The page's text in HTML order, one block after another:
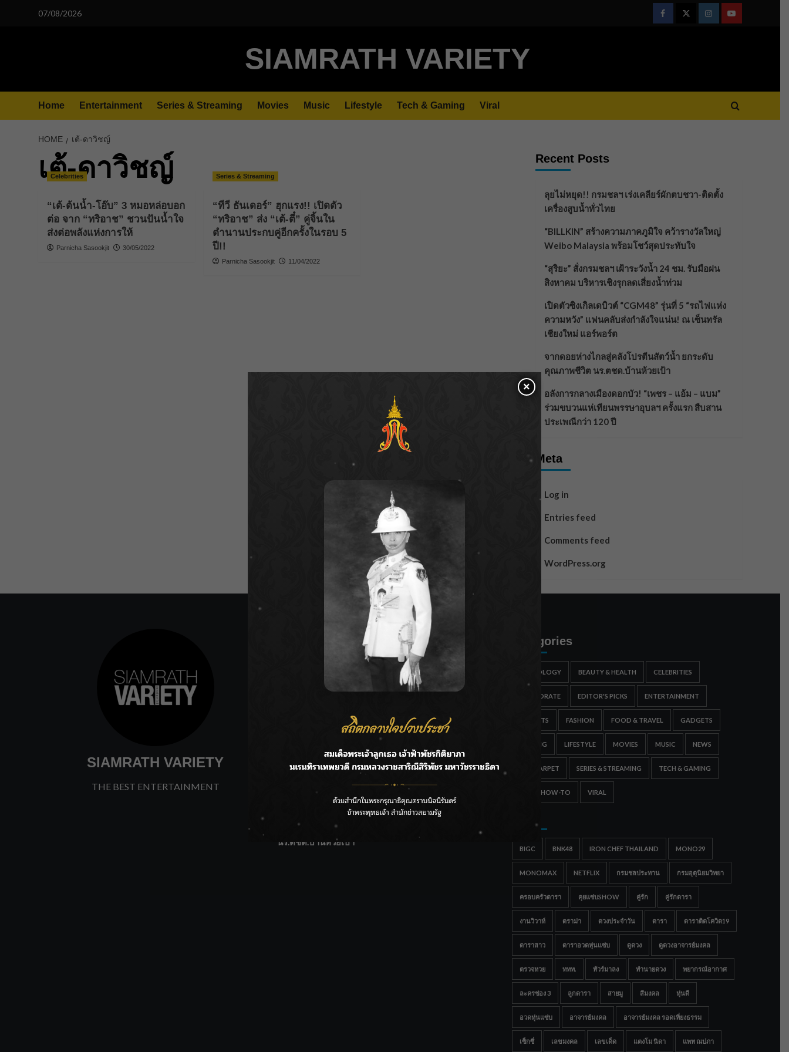
07/08/2026
FacebookTwitterInstagramYoutube
SIAMRATH VARIETY
Home Entertainment Series & Streaming Movies Music Lifestyle Tech & Gaming Viral
HOME เต้-ดาวิชญ์
เต้-ดาวิชญ์
Celebrities
“เต้-ต้นน้ำ-โอ๊บ” 3 หมอหล่อบอก
ต่อ จาก “ทริอาช” ชวนปันน้ำใจ
ส่งต่อพลังแห่งการให้
Parnicha Sasookjit 30/05/2022
Series & Streaming
“ทีวี ธันเดอร์” ฮุกแรง!! เปิดตัว
“ทริอาช” ส่ง “เต้-ตี๋” คู่จิ้นใน
ตำนานประกบคู่อีกครั้งในรอบ 5
ปี!!
Parnicha Sasookjit 11/04/2022
Recent Posts
ลุยไม่หยุด!! กรมชลฯ เร่งเคลียร์ผักตบชวา-ติดตั้ง
เครื่องสูบน้ำทั่วไทย
“BILLKIN” สร้างความภาคภูมิใจ คว้ารางวัลใหญ่
Weibo Malaysia พร้อมโชว์สุดประทับใจ
“สุริยะ” สั่งกรมชลฯ เฝ้าระวังน้ำ 24 ชม. รับมือฝน
สิงหาคม บริหารเชิงรุกลดเสี่ยงน้ำท่วม
เปิดตัวซิงเกิลเดบิวต์ “CGM48” รุ่นที่ 5 “รถไฟแห่ง
ความหวัง” แฟนคลับส่งกำลังใจแน่น! ณ เซ็นทรัล
เชียงใหม่ แอร์พอร์ต
จากดอยห่างไกลสู่คลังโปรตีนสัตว์น้ำ ยกระดับ
คุณภาพชีวิต นร.ตชด.บ้านห้วยเป้า
อลังการกลางเมืองดอกบัว! “เพชร – แอ้ม – แบม”
ร่วมขบวนแห่เทียนพรรษาอุบลฯ ครั้งแรก สืบสาน
ประเพณีกว่า 120 ปี
Meta
Log in
Entries feed
Comments feed
WordPress.org
SIAMRATH VARIETY
THE BEST ENTERTAINMENT
ลุยไม่หยุด!! กรมชลฯ เร่งเคลียร์ผักตบชวา-ติดตั้งเครื่องสูบน้ำ
Malaysia พร้อมโชว์สุดประทับใจ
“สุริยะ” สั่งกรมชลฯ เฝ้าระวังน้ำ 24 ชม. รับมือฝนสิงหาคม
บริหารเชิงรุกลดเสี่ยงน้ำท่วม
เปิดตัวซิงเกิลเดบิวต์ “CGM48” รุ่นที่ 5 “รถไฟแห่งความหวัง”
แฟนคลับส่งกำลังใจแน่น! ณ เซ็นทรัลเชียงใหม่ แอร์พอร์ต
จากดอยห่างไกลสู่คลังโปรตีนสัตว์น้ำ ยกระดับคุณภาพชีวิต
นร.ตชด.บ้านห้วยเป้า
Categories
ASTROLOGY BEAUTY & HEALTH CELEBRITIES
CORPORATE EDITOR'S PICKS ENTERTAINMENT
ESPORTS FASHION FOOD & TRAVEL GADGETS
GAMING LIFESTYLE MOVIES MUSIC NEWS
RED CARPET SERIES & STREAMING TECH & GAMING
TIPS & HOW-TO VIRAL
BIGC BNK48 IRON CHEF THAILAND MONO29
MONOMAX NETFLIX กรมชลประทาน กรมอุตุนิยมวิทยา
ครอบครัวดารา คุยแซ่บSHOW คู่รัก คู่รักดารา
งานวิวาห์ ดราม่า ดวงประจำวัน ดารา ดาราติดโควิด19
ดาราสาว ดาราอวดหุ่นแซ่บ ดูดวง ดูดวงอาจารย์มงคล
ตรวจหวย ททท. ทัวร์มาลง ทำนายดวง พยากรณ์อากาศ
ละครช่อง 3 ลูกดารา สายมู สีมงคล หุ่นดี
อวดหุ่นแซ่บ อาจารย์มงคล อาจารย์มงคล รอดเที่ยงธรรม
เซ็กซี่ เลขมงคล เลขเด็ด แตงโม นิดา แพท ณปภา
×